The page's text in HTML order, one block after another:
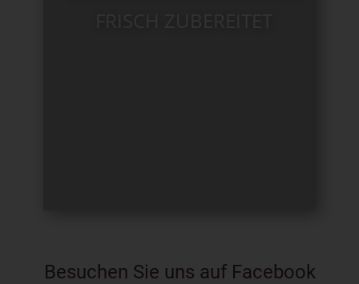
Besuchen Sie uns auf Facebook